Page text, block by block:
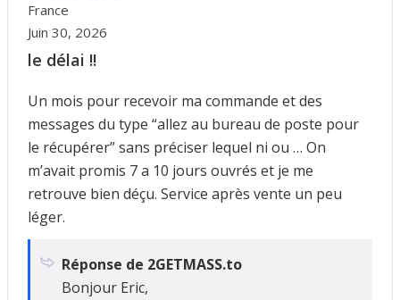
France
Juin 30, 2026
le délai !!
Un mois pour recevoir ma commande et des
messages du type “allez au bureau de poste pour
le récupérer” sans préciser lequel ni ou … On
m’avait promis 7 a 10 jours ouvrés et je me
retrouve bien déçu. Service après vente un peu
léger.
Réponse de 2GETMASS.to
Bonjour Eric,